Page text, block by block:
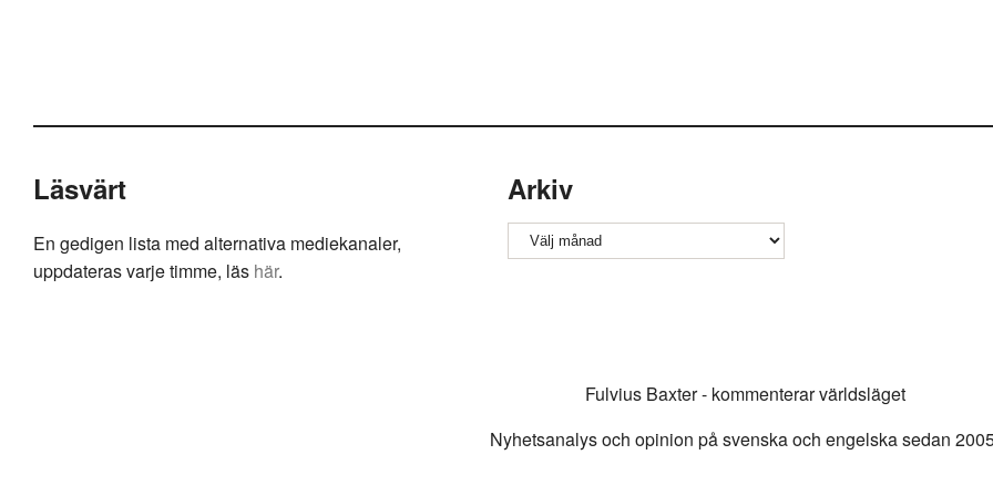
Läsvärt
En gedigen lista med alternativa mediekanaler,
uppdateras varje timme, läs här.
Arkiv
Arkiv
Fulvius Baxter - kommenterar världsläget
Nyhetsanalys och opinion på svenska och engelska sedan